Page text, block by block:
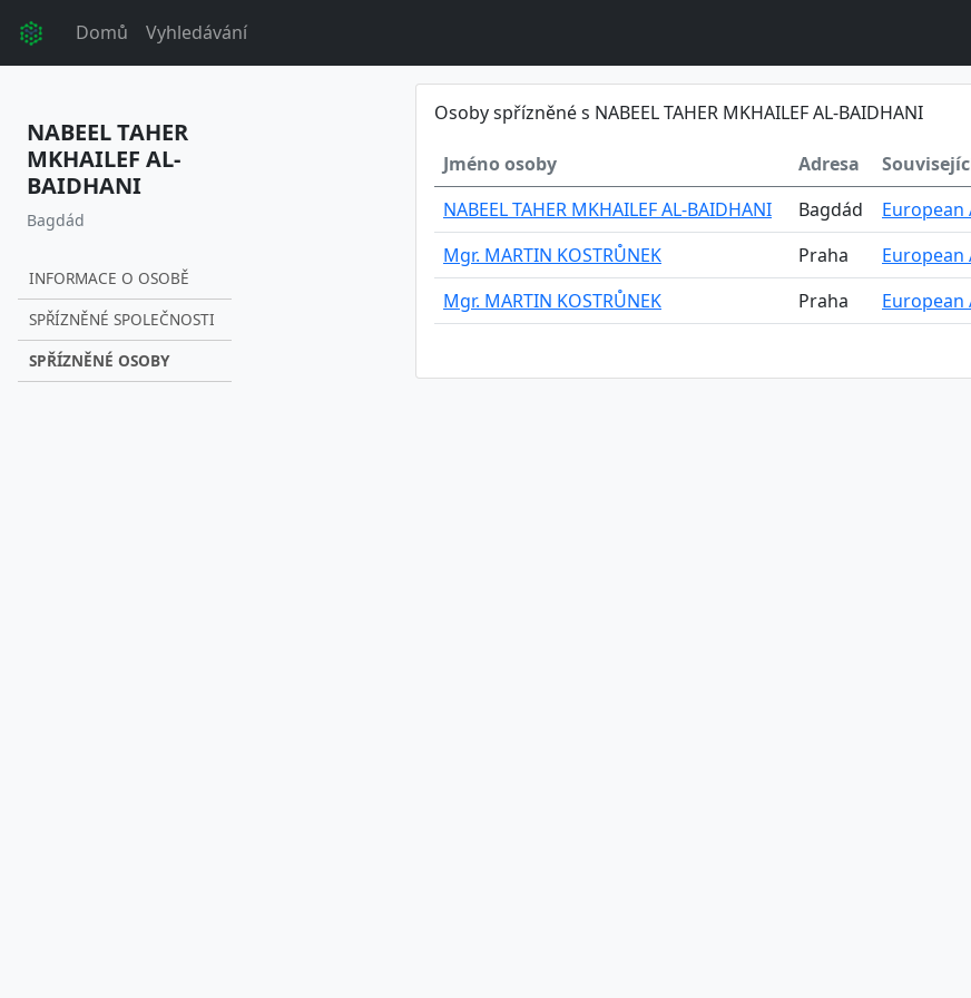
Domů Vyhledávání
NABEEL TAHER
MKHAILEF AL-
BAIDHANI
Bagdád
INFORMACE O OSOBĚ
SPŘÍZNĚNÉ SPOLEČNOSTI
SPŘÍZNĚNÉ OSOBY
Osoby spřízněné s NABEEL TAHER MKHAILEF AL-BAIDHANI
Jméno osoby Adresa
NABEEL TAHER MKHAILEF AL-BAIDHANI
Bagdád European
Mgr. MARTIN KOSTRŮNEK
Praha European
Mgr. MARTIN KOSTRŮNEK
Praha European